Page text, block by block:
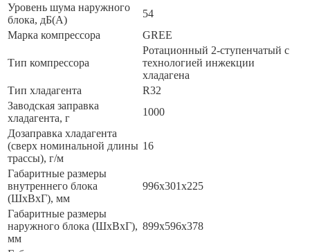
Уровень шума наружного
блока, дБ(А)
54
Марка компрессора
GREE
Тип компрессора
Ротационный 2-ступенчатый с
технологией инжекции
хладагена
Тип хладагента
R32
Заводская заправка
хладагента, г
1000
Дозаправка хладагента
(сверх номинальной длины
трассы), г/м
16
Габаритные размеры
внутреннего блока
(ШxВxГ), мм
996x301x225
Габаритные размеры
наружного блока (ШxВxГ),
мм
899x596x378